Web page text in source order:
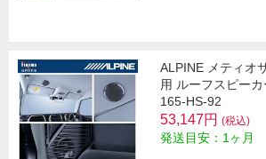
ALPINE メティオ
用 ルーフスピー
165-HS-92
53,147円 (税込)
発送目安：1ヶ月